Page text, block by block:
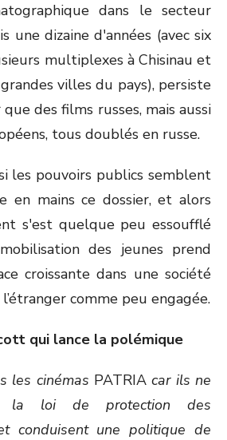
dans le secteur
une dizaine d'années (avec six
multiplexes à Chisinau et
villes du pays), persiste
des films russes, mais aussi
tous doublés en russe.
les pouvoirs publics semblent
en mains ce dossier, et alors
s'est quelque peu essoufflé
des jeunes prend
croissante dans une société
comme peu engagée.
qui lance la polémique
les cinémas PATRIAcar ils ne
la loi de protection des
conduisent une politique de